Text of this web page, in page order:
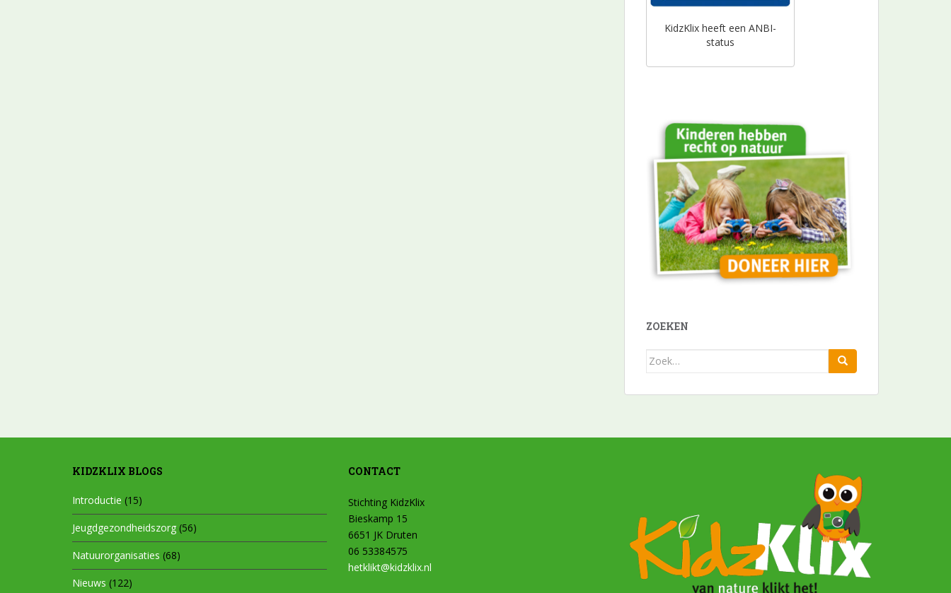
KidzKlix heeft een ANBI-
status
ZOEKEN
Zoek
KIDZKLIX BLOGS
Introductie (15)
Jeugdgezondheidszorg (56)
Natuurorganisaties (68)
Nieuws (122)
CONTACT
Stichting KidzKlix
Bieskamp 15
6651 JK Druten
06 53384575
hetklikt@kidzklix.nl